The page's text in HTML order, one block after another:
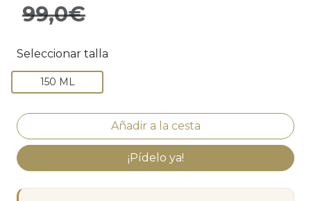
99,0€
Seleccionar talla
150 ML
¡Pídelo ya!